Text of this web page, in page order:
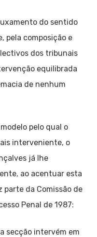
do sentido
pela composição e
dos tribunais
equilibrada
de nenhum
pelo qual o
interveniente, o
já lhe
ao acentuar esta
da Comissão de
Penal de 1987:
secção intervém em